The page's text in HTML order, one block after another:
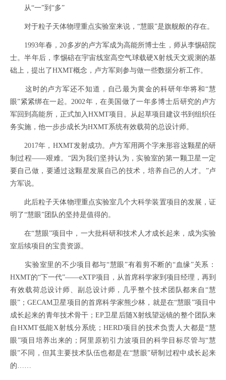
从“一”到“多”
对于粒子天体物理重点实验室来说，“慧眼”是旗舰般的存在。
1993年春，20多岁的卢方军成为高能所博士生，师从李惕碚院
士。半年后，李惕碚在宇宙线室高空气球载硬X射线天文观测的基
础上，提出了HXMT概念，卢方军则参与做一些数据分析工作。
这时的卢方军还不知道，自己最为黄金的科研年华将和“慧
眼”紧紧绑在一起。2002年，在美国做了一年多博士后研究的卢方
军回到高能所，正式加入HXMT项目。从起草项目建议书到组织任
务实施，他一步步成长为HXMT系统有效载荷的总设计师。
2017年，HXMT发射成功。卢方军用两个字来形容这颗星的研
制过程——艰难。“因为我们坚持认为，实验室的第一颗卫星一定
要自己做，要通过这颗星发展自己的技术，培养自己的人才。”卢
方军说。
此后粒子天体物理重点实验室几个大科学装置项目的发展，证
明了“慧眼”团队的坚持是值得的。
在“慧眼”项目中，一大批科研和技术人才成长起来，成为实验
室后续项目的宝贵资源。
实验室里的不少项目都与“慧眼”有着剪不断的“血缘”关系：
HXMT的“下一代”——eXTP项目，从首席科学家到项目经理，再到
有效载荷总设计师、副总设计师，几乎整个技术团队都来自“慧
眼”；GECAM卫星项目的首席科学家熊少林，就是在“慧眼”项目中
成长起来的青年技术骨干；EP卫星后随X射线望远镜的整个团队来
自HXMT低能X射线分系统；HERD项目的技术负责人大都是“慧
眼”项目培养出来的；阿里原初引力波项目的科学目标尽管与“慧
眼”不同，但其主要技术队伍也都是在“慧眼”研制过程中成长起来
的……